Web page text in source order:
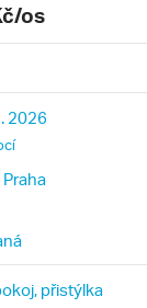
os
2026
přistýlka